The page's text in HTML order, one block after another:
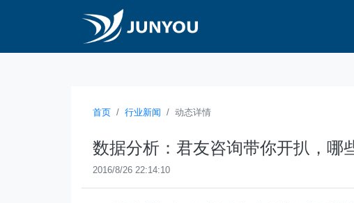
首页 行业新闻 动态详情
数据分析：君友咨询带你开扒，哪
2016/8/26 22:14:10